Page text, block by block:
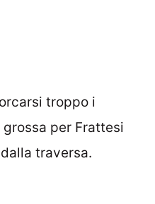
troppo i
grossa per Frattesi
traversa.